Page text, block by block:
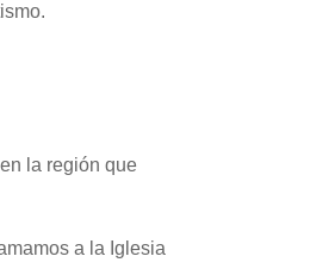
la región que
a la Iglesia